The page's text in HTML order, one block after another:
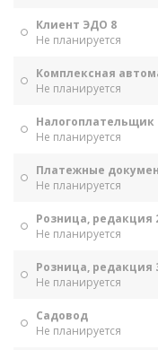
Клиент ЭДО 8
Не планируется
Комплексная
Не планируется
Налогоплательщик
Не планируется
Платежные
Не планируется
Розница, редакция
Не планируется
Розница, редакция
Не планируется
Садовод
Не планируется